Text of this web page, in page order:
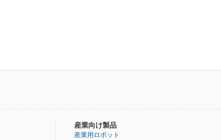
産業向け製品
産業用ロボット